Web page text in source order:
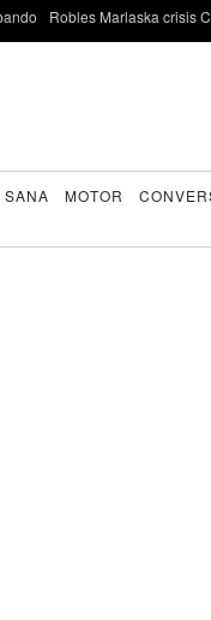
Robles Marlaska crisis
MOTOR